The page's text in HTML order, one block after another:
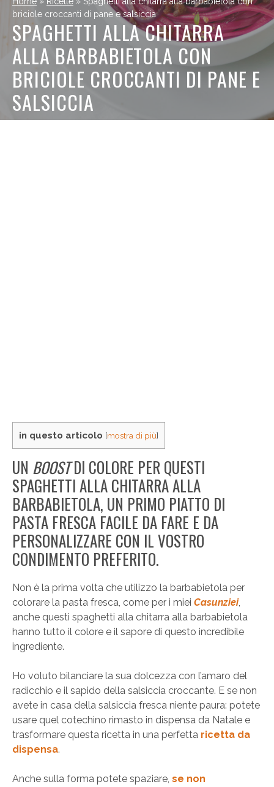
briciole croccanti di pane e salsiccia
SPAGHETTI ALLA CHITARRA
ALLA BARBABIETOLA CON
BRICIOLE CROCCANTI DI PANE E
SALSICCIA
in questo articolo [mostra di più]
UN BOOSTDI COLORE PER QUESTI
SPAGHETTI ALLA CHITARRA ALLA
BARBABIETOLA, UN PRIMO PIATTO DI
PASTA FRESCA FACILE DA FARE E DA
PERSONALIZZARE CON IL VOSTRO
CONDIMENTO PREFERITO.
Non è la prima volta che utilizzo la barbabietola per
colorare la pasta fresca, come per i miei Casunziei,
anche questi spaghetti alla chitarra alla barbabietola
hanno tutto il colore e il sapore di questo incredibile
ingrediente.
Ho voluto bilanciare la sua dolcezza con l’amaro del
radicchio e il sapido della salsiccia croccante. E se non
avete in casa della salsiccia fresca niente paura: potete
usare quel cotechino rimasto in dispensa da Natale e
trasformare questa ricetta in una perfetta ricetta da
dispensa.
Anche sulla forma potete spaziare, se non